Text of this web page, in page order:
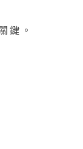
鍵。